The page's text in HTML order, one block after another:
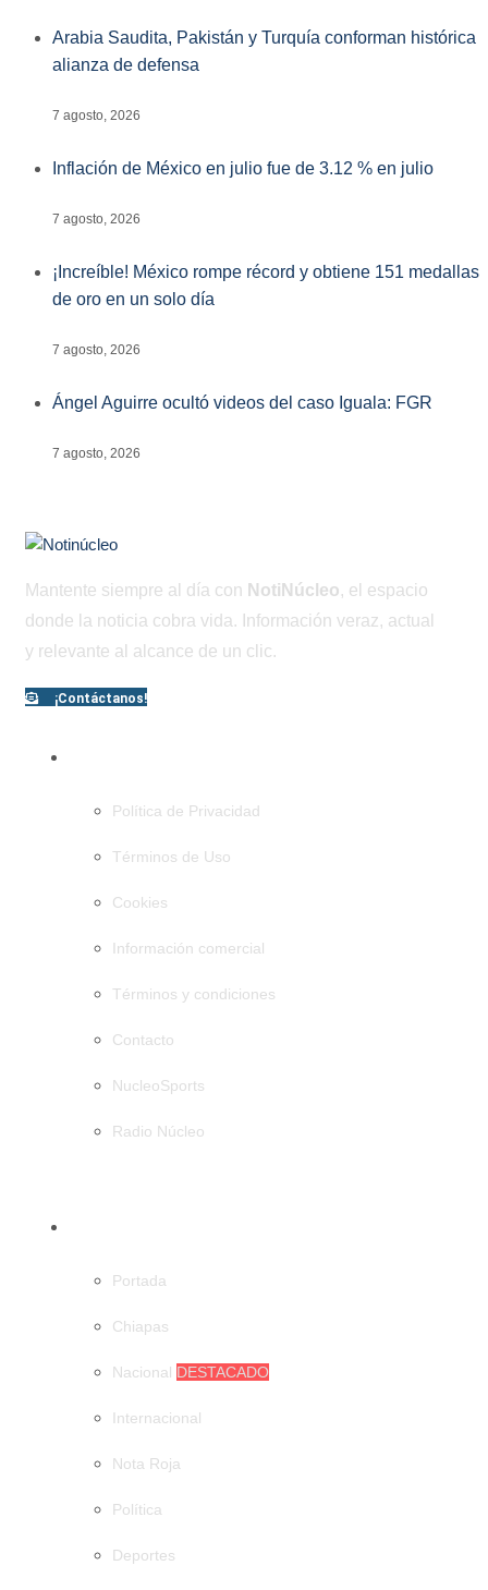
Arabia Saudita, Pakistán y Turquía conforman histórica
alianza de defensa
7 agosto, 2026
Inflación de México en julio fue de 3.12 % en julio
7 agosto, 2026
¡Increíble! México rompe récord y obtiene 151 medallas
de oro en un solo día
7 agosto, 2026
Ángel Aguirre ocultó videos del caso Iguala: FGR
7 agosto, 2026
Mantente siempre al día con NotiNúcleo, el espacio
donde la noticia cobra vida. Información veraz, actual
y relevante al alcance de un clic.
¡Contáctanos!
Política de Privacidad
Términos de Uso
Cookies
Información comercial
Términos y condiciones
Contacto
NucleoSports
Radio Núcleo
Portada
Chiapas
Nacional DESTACADO
Internacional
Nota Roja
Política
Deportes